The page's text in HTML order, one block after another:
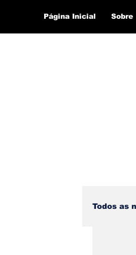
Página Inicial Sobre
Todos as